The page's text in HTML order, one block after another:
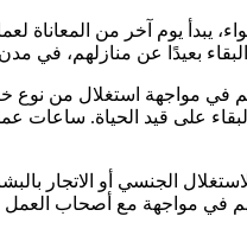
يبدأ يوم آخر من
بعيدًا عن منازلهم، في مدن
في مواجهة استغلال من
على قيد الحياة.
الجنسي أو الاتجار
في مواجهة مع أصحاب العمل